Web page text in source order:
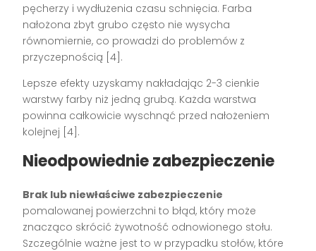
pęcherzy i wydłużenia czasu schnięcia. Farba
nałożona zbyt grubo często nie wysycha
równomiernie, co prowadzi do problemów z
przyczepnością [4].
Lepsze efekty uzyskamy nakładając 2-3 cienkie
warstwy farby niż jedną grubą. Każda warstwa
powinna całkowicie wyschnąć przed nałożeniem
kolejnej [4].
Nieodpowiednie zabezpieczenie
Brak lub niewłaściwe zabezpieczenie
pomalowanej powierzchni to błąd, który może
znacząco skrócić żywotność odnowionego stołu.
Szczególnie ważne jest to w przypadku stołów, które